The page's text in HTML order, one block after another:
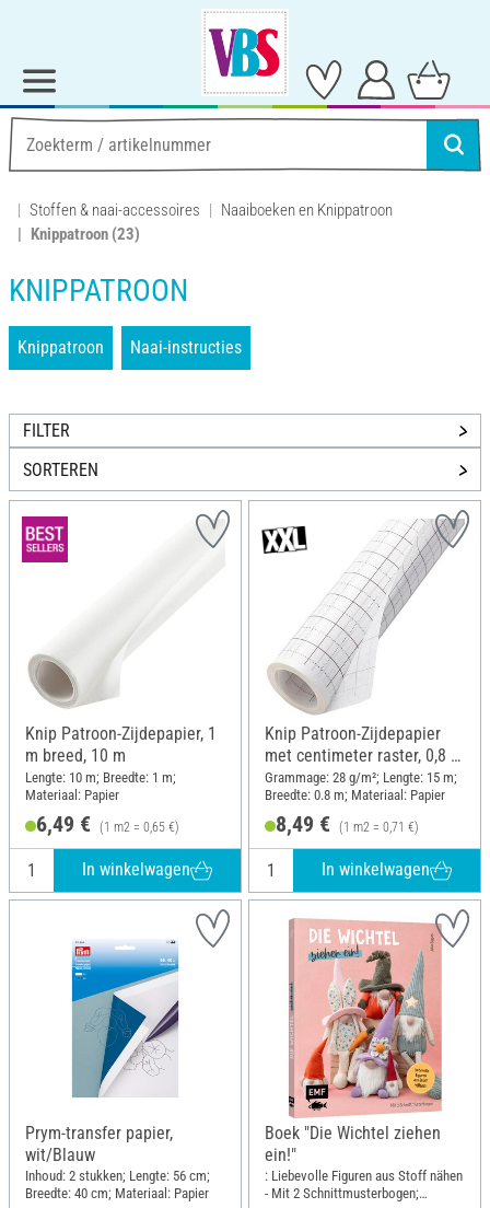
Stoffen & naai-accessoires
Naaiboeken en Knippatroon
Knippatroon (23)
KNIPPATROON
Knippatroon Naai-instructies
FILTER
SORTEREN
Knip Patroon-Zijdepapier, 1
m breed, 10 m
Lengte: 10 m; Breedte: 1 m;
Materiaal: Papier
6,49 € (1 m2 = 0,65 €)
In winkelwagen
Knip Patroon-Zijdepapier
met centimeter raster, 0,8 m
breed, 15 m
Grammage: 28 g/m²; Lengte: 15 m;
Breedte: 0.8 m; Materiaal: Papier
8,49 € (1 m2 = 0,71 €)
In winkelwagen
Prym-transfer papier,
wit/Blauw
Inhoud: 2 stukken; Lengte: 56 cm;
Breedte: 40 cm; Materiaal: Papier
Boek "Die Wichtel ziehen
ein!"
: Liebevolle Figuren aus Stoff nähen
- Mit 2 Schnittmusterbogen;